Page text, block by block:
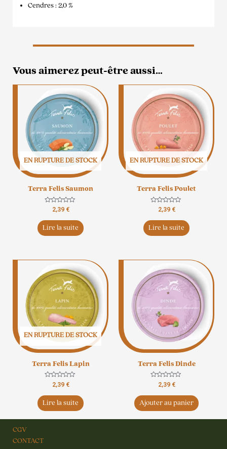
Cendres : 2,0 %
Vous aimerez peut-être aussi…
EN RUPTURE DE STOCK
Terra Felis Saumon
Note
sur
5
2,39 €
Lire la suite
EN RUPTURE DE STOCK
Terra Felis Poulet
Note
sur
5
2,39 €
Lire la suite
EN RUPTURE DE STOCK
Terra Felis Lapin
Note
sur
5
2,39 €
Lire la suite
Terra Felis Dinde
Note
sur
2,39 €
Ajouter au panier
CGV
CONTACT